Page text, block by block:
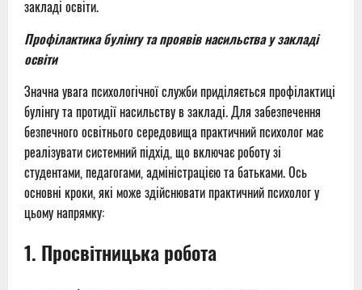
закладі освіти.
Профілактика булінгу та проявів насильства у закладі
освіти
Значна увага психологічної служби приділяється профілактиці
булінгу та протидії насильству в закладі. Для забезпечення
безпечного освітнього середовища практичний психолог має
реалізувати системний підхід, що включає роботу зі
студентами, педагогами, адміністрацією та батьками. Ось
основні кроки, які може здійснювати практичний психолог у
цьому напрямку:
1. Просвітницька робота